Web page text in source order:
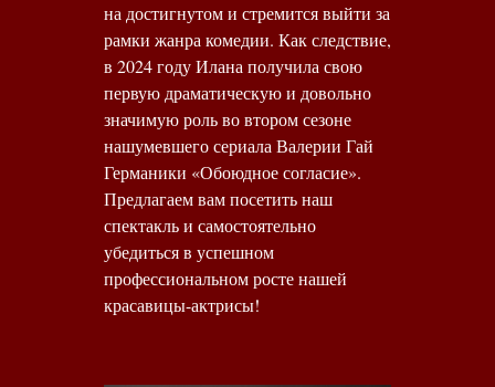
на достигнутом и стремится выйти за
рамки жанра комедии. Как следствие,
в 2024 году Илана получила свою
первую драматическую и довольно
значимую роль во втором сезоне
нашумевшего сериала Валерии Гай
Германики «Обоюдное согласие».
Предлагаем вам посетить наш
спектакль и самостоятельно
убедиться в успешном
профессиональном росте нашей
красавицы-актрисы!